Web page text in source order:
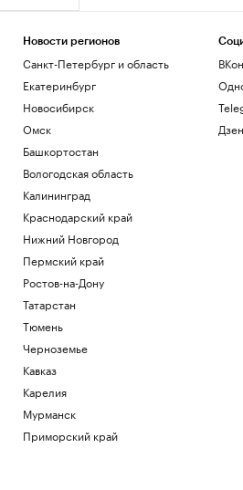
Новости регионов
Санкт-Петербург и область
Екатеринбург
Новосибирск
Омск
Башкортостан
Вологодская область
Калининград
Краснодарский край
Нижний Новгород
Пермский край
Ростов-на-Дону
Татарстан
Тюмень
Черноземье
Кавказ
Карелия
Мурманск
Приморский край
Дзен